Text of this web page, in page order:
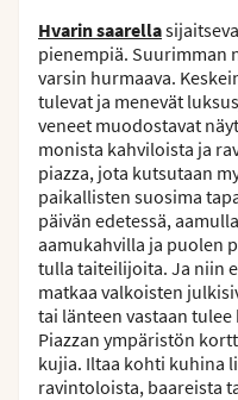
Hvarin saarella
pienempiä. Suurimman
varsin hurmaava.
tulevat ja menevät
veneet muodostavat
monista kahviloista ja
piazza, jota kutsutaan
paikallisten suosima
päivän edetessä,
aamukahvilla ja puolen
tulla taiteilijoita. Ja niin
matkaa valkoisten
tai länteen vastaan
Piazzan ympäristön
kujia. Iltaa kohti kuhina
ravintoloista, baareista